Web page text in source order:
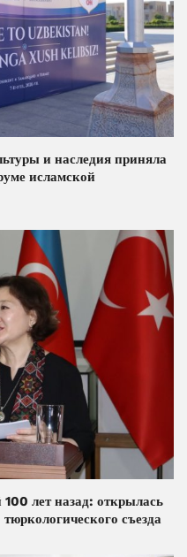
и наследия приняла
исламской
лет назад: открылась
съезда